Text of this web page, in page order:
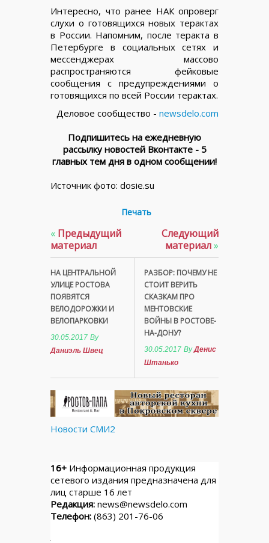
Интересно, что ранее НАК опроверг
слухи о готовящихся новых терактах
в России. Напомним, после теракта в
Петербурге в социальных сетях и
мессенджерах массово
распространяются фейковые
сообщения с предупреждениями о
готовящихся по всей России терактах.
Деловое сообщество - newsdelo.com
Подпишитесь на ежедневную
рассылку новостей Вконтакте - 5
главных тем дня в одном сообщении!
Источник фото: dosie.su
Печать
« Предыдущий
материал
НА ЦЕНТРАЛЬНОЙ
УЛИЦЕ РОСТОВА
ПОЯВЯТСЯ
ВЕЛОДОРОЖКИ И
ВЕЛОПАРКОВКИ
30.05.2017 By
Даниэль Швец
Следующий
материал»
РАЗБОР: ПОЧЕМУ НЕ
СТОИТ ВЕРИТЬ
СКАЗКАМ ПРО
МЕНТОВСКИЕ
ВОЙНЫ В РОСТОВЕ-
НА-ДОНУ?
30.05.2017 ByДенис
Штанько
Новости СМИ2
16+ Информационная продукция
сетевого издания предназначена для
лиц старше 16 лет
Редакция: news@newsdelo.com
Телефон: (863) 201-76-06